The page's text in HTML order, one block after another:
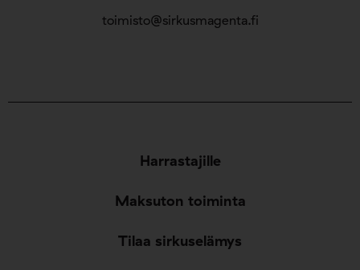
toimisto@sirkusmagenta.fi
Harrastajille
Maksuton toiminta
Tilaa sirkuselämys